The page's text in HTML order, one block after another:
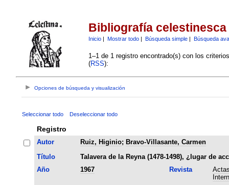
Bibliografía celestinesca
Inicio| Mostrar todo| Búsqueda simple| Búsqueda
1–1 de 1 registro encontrado(s) con los
(RSS):
Opciones de búsqueda y visualización
Seleccionar todo Deseleccionar todo
Registro
Autor Ruiz, Higinio; Bravo-Villasante, Carmen
Título
Talavera de la Reyna (1478-1498), ¿lugar de
Año
1967 Revista